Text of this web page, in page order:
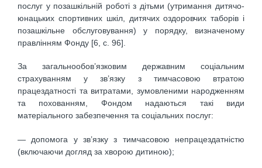
послуг у позашкільній роботі з дітьми (утримання дитячо-
юнацьких спортивних шкіл, дитячих оздоровчих таборів і
позашкільне обслуговування) у порядку, визначеному
правлінням Фонду [6, с. 96].
За загальнообов’язковим державним соціальним
страхуванням у зв’язку з тимчасовою втратою
працездатності та витратами, зумовленими народженням
та похованням, Фондом надаються такі види
матеріального забезпечення та соціальних послуг:
— допомога у зв’язку з тимчасовою непрацездатністю
(включаючи догляд за хворою дитиною);